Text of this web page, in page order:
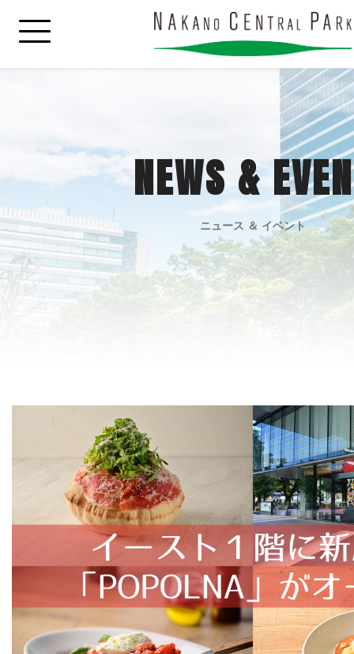
NEWS &
ニュース ＆ イベント